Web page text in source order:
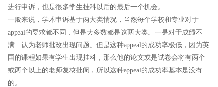
进行申诉，也是很多学生挂科以后的最后一个机会。
一般来说，学术申诉基于两大类情况，当然每个学校和专业对于
appeal的要求都不同，但是大多数都是这两大类。一是对于成绩不
满，认为老师批改出现问题。但是这种appeal的成功率极低，因为英
国的课程如果有学生出现挂科，那么他的论文或是试卷会将有两个
或两个以上的老师复核批阅，所以这种appeal的成功率基本是没有
的。